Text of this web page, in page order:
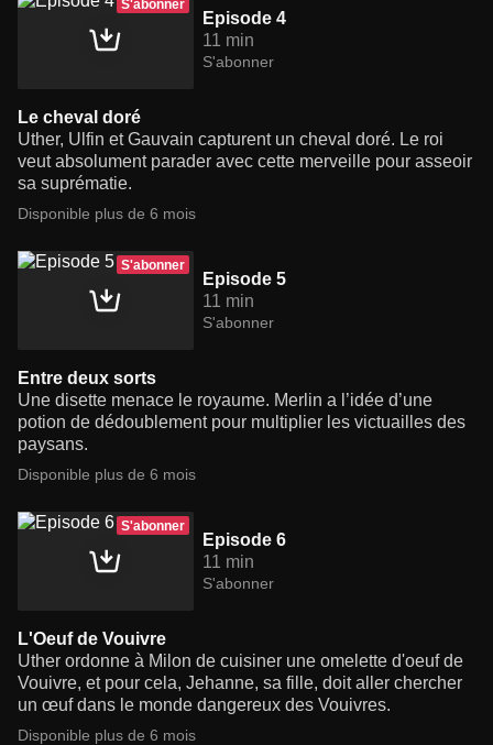
S'abonner
Episode 4
11 min
S'abonner
Le cheval doré
Uther, Ulfin et Gauvain capturent un cheval doré. Le roi
veut absolument parader avec cette merveille pour asseoir
sa suprématie.
Disponible plus de 6 mois
S'abonner
Episode 5
11 min
S'abonner
Entre deux sorts
Une disette menace le royaume. Merlin a l’idée d’une
potion de dédoublement pour multiplier les victuailles des
paysans.
Disponible plus de 6 mois
S'abonner
Episode 6
11 min
S'abonner
L'Oeuf de Vouivre
Uther ordonne à Milon de cuisiner une omelette d'oeuf de
Vouivre, et pour cela, Jehanne, sa fille, doit aller chercher
un œuf dans le monde dangereux des Vouivres.
Disponible plus de 6 mois